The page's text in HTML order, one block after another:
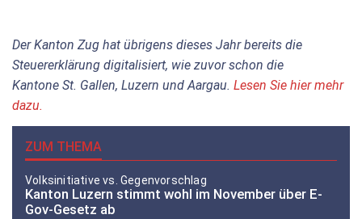
Der Kanton Zug hat übrigens dieses Jahr bereits die
Steuererklärung digitalisiert, wie zuvor schon die
Kantone St. Gallen, Luzern und Aargau. Lesen Sie hier mehr
dazu.
ZUM THEMA
Volksinitiative vs. Gegenvorschlag
Kanton Luzern stimmt wohl im November über E-
Gov-Gesetz ab